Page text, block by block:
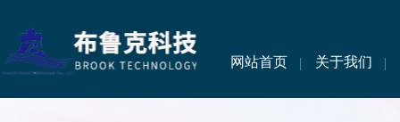
网站首页 关于我们